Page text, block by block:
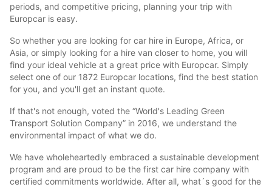
periods, and competitive pricing, planning your trip with
Europcar is easy.
So whether you are looking for car hire in Europe, Africa, or
Asia, or simply looking for a hire van closer to home, you will
find your ideal vehicle at a great price with Europcar. Simply
select one of our 1872 Europcar locations, find the best station
for you, and you'll get an instant quote.
If that's not enough, voted the “World's Leading Green
Transport Solution Company” in 2016, we understand the
environmental impact of what we do.
We have wholeheartedly embraced a sustainable development
program and are proud to be the first car hire company with
certified commitments worldwide. After all, what´s good for the